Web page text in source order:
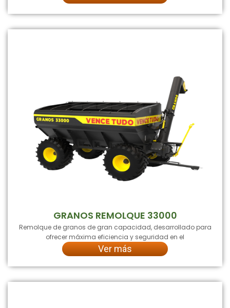
GRANOS REMOLQUE 33000
Remolque de granos de gran capacidad, desarrollado para
ofrecer máxima eficiencia y seguridad en el
Ver más